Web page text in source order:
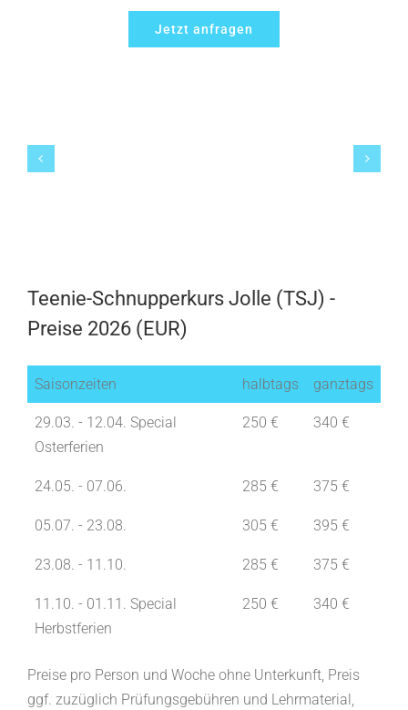
Jetzt anfragen
Teenie-Schnupperkurs Jolle (TSJ) -
Preise 2026 (EUR)
Saisonzeiten halbtags ganztags
29.03. - 12.04. Special
Osterferien
250 € 340 €
24.05. - 07.06. 285 € 375 €
05.07. - 23.08. 305 € 395 €
23.08. - 11.10. 285 € 375 €
11.10. - 01.11. Special
Herbstferien
250 € 340 €
Preise pro Person und Woche ohne Unterkunft, Preis
ggf. zuzüglich Prüfungsgebühren und Lehrmaterial,